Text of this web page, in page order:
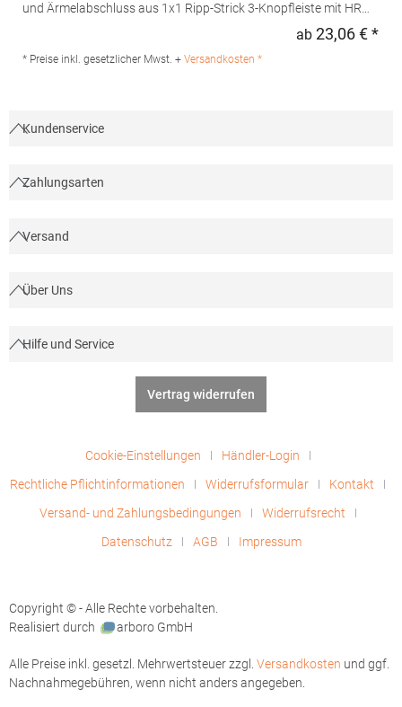
und Ärmelabschluss aus 1x1 Ripp-Strick 3-Knopfleiste mit HRM-
waschbarTrockner geeignetGrammatur: 180
textil.de
ab 23,06 € *
* Preise inkl. gesetzlicher Mwst. + Versandkosten *
Kundenservice
Zahlungsarten
Versand
Über Uns
Hilfe und Service
Vertrag widerrufen
Cookie-Einstellungen
Händler-Login
Rechtliche Pflichtinformationen
Widerrufsformular
Kontakt
Versand- und Zahlungsbedingungen
Widerrufsrecht
Datenschutz
AGB Impressum
Copyright © - Alle Rechte vorbehalten.
Realisiert durch
arboro GmbH
Alle Preise inkl. gesetzl. Mehrwertsteuer zzgl. Versandkosten und ggf.
Nachnahmegebühren, wenn nicht anders angegeben.